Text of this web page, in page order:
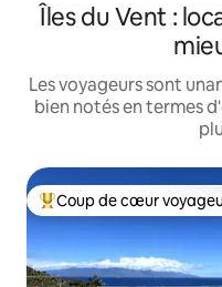
Îles du Vent :
Les voyageurs sont
bien notés en termes
Coups de cœur
Coup de cœur